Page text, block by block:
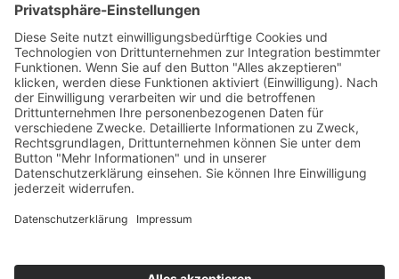
Podcasts, Themen und Informationen.
Entdecken Sie unser Forum für Medien, Bildung
und Demokratie - jederzeit und überall
verfügbar.
Mehr erfahren
COOKIE-EINSTELLUNGEN